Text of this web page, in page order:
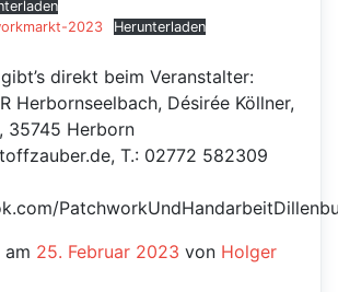
2023
Herunterladen
direkt beim Veranstalter:
Herbornseelbach, Désirée Köllner,
35745 Herborn
T.: 02772 582309
25. Februar 2023 von Holger